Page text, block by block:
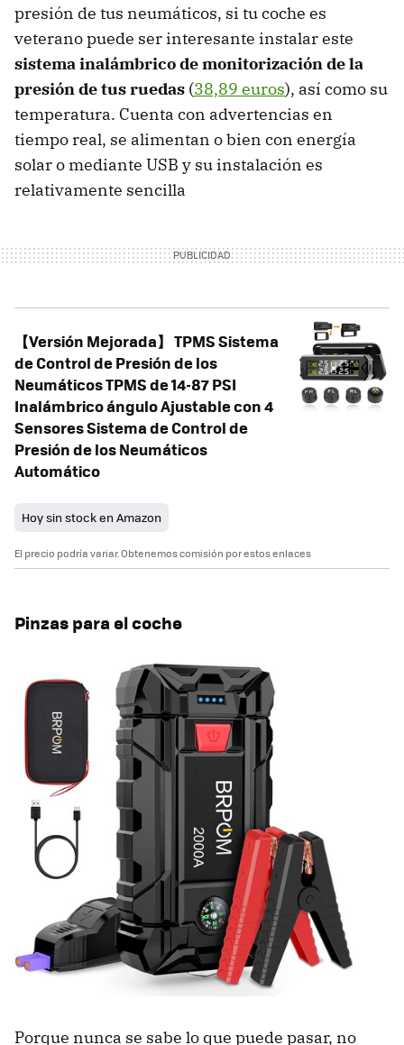
presión de tus neumáticos, si tu coche es
veterano puede ser interesante instalar este
sistema inalámbrico de monitorización de la
presión de tus ruedas (38,89 euros), así como su
temperatura. Cuenta con advertencias en
tiempo real, se alimentan o bien con energía
solar o mediante USB y su instalación es
relativamente sencilla
【Versión Mejorada】 TPMS Sistema
de Control de Presión de los
Neumáticos TPMS de 14-87 PSI
Inalámbrico ángulo Ajustable con 4
Sensores Sistema de Control de
Presión de los Neumáticos
Automático
Hoy sin stock en Amazon
El precio podría variar. Obtenemos comisión por estos enlaces
Pinzas para el coche
Porque nunca se sabe lo que puede pasar, no